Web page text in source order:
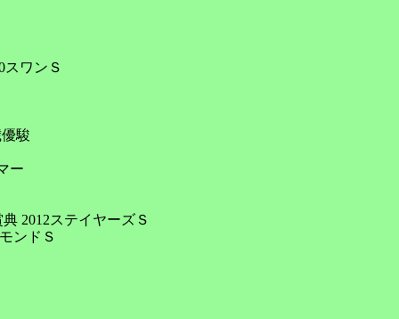
ンＳ
駿
ー
ステイヤーズＳ
ンドＳ